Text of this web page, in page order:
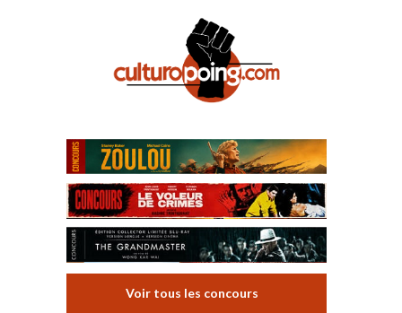
Voir tous les concours